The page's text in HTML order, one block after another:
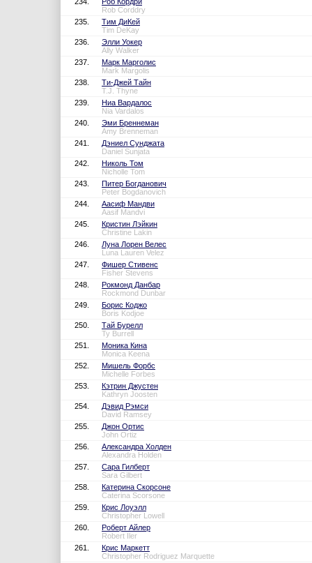
Rob Corddry
235.
Тим ДиКей
Tim DeKay
236.
Элли Уокер
Ally Walker
237.
Марк Марголис
Mark Margolis
238.
Ти-Джей Тайн
T.J. Thyne
239.
Ниа Вардалос
Nia Vardalos
240.
Эми Бреннеман
Amy Brenneman
241.
Дэниел Сунджата
Daniel Sunjata
242.
Николь Том
Nicholle Tom
243.
Питер Богданович
Peter Bogdanovich
244.
Аасиф Мандви
Aasif Mandvi
245.
Кристин Лэйкин
Christine Lakin
246.
Луна Лорен Велес
Luna Lauren Velez
247.
Фишер Стивенс
Fisher Stevens
248.
Рокмонд Данбар
Rockmond Dunbar
249.
Борис Коджо
Boris Kodjoe
250.
Тай Бурелл
Ty Burrell
251.
Моника Кина
Monica Keena
252.
Мишель Форбс
Michelle Forbes
253.
Кэтрин Джустен
Kathryn Joosten
254.
Дэвид Рэмси
David Ramsey
255.
Джон Ортис
John Ortiz
256.
Александра Холден
Alexandra Holden
257.
Сара Гилберт
Sara Gilbert
258.
Катерина Скорсоне
Caterina Scorsone
259.
Крис Лоуэлл
Christopher Lowell
260.
Роберт Айлер
Robert Iler
261.
Крис Маркетт
Christopher Rodriguez Marquette